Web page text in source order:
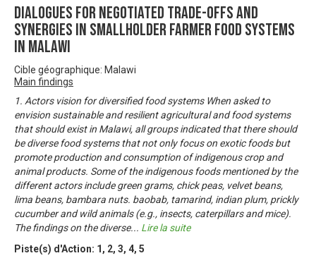
DIALOGUES FOR NEGOTIATED TRADE-OFFS AND
SYNERGIES IN SMALLHOLDER FARMER FOOD SYSTEMS
IN MALAWI
Cible géographique: Malawi
Main findings
1. Actors vision for diversified food systems When asked to
envision sustainable and resilient agricultural and food systems
that should exist in Malawi, all groups indicated that there should
be diverse food systems that not only focus on exotic foods but
promote production and consumption of indigenous crop and
animal products. Some of the indigenous foods mentioned by the
different actors include green grams, chick peas, velvet beans,
lima beans, bambara nuts. baobab, tamarind, indian plum, prickly
cucumber and wild animals (e.g., insects, caterpillars and mice).
The findings on the diverse... Lire la suite
Piste(s) d'Action: 1 , 2, 3, 4, 5